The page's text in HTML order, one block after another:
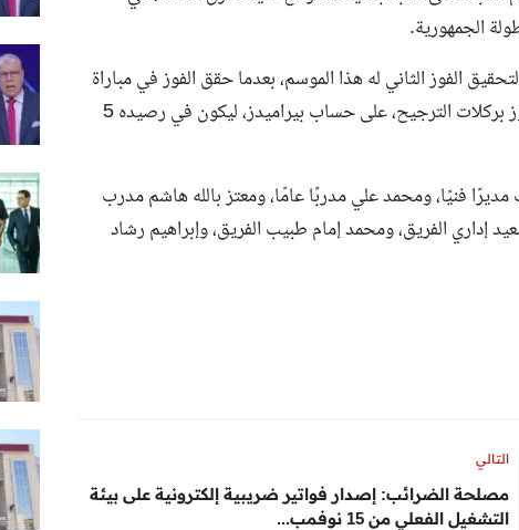
الجمهورية.
وهو يسعى لتحقيق الفوز الثاني له هذا الموسم، بعدما حقق الفوز في مباراة
على المقاولون العرب 3 – 2، وتعادل في المباراة الثانية قبل أن يفوز بركلات الترجيح، على حساب بيراميدز، ليكون في رصيده 5
محمد عبد الوهاب مديرًا فنيًا، ومحمد علي مدربًا عامًا، ومعتز بالله هاشم مدرب
الفريق، ومحمد إمام طبيب الفريق، وإبراهيم رشاد
التالي
مصلحة الضرائب: إصدار فواتير ضريبية إلكترونية على بيئة
التشغيل الفعلي من 15 نوفمب...